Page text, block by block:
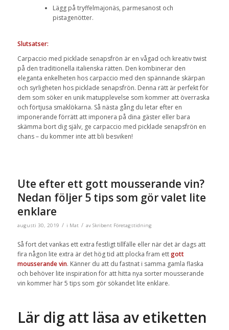
Lägg på tryffelmajonäs, parmesanost och
pistagenötter.
Slutsatser:
Carpaccio med picklade senapsfrön är en vågad och kreativ twist
på den traditionella italienska rätten. Den kombinerar den
eleganta enkelheten hos carpaccio med den spännande skärpan
och syrligheten hos picklade senapsfrön. Denna rätt är perfekt för
dem som söker en unik matupplevelse som kommer att överraska
och förtjusa smaklökarna. Så nästa gång du letar efter en
imponerande förrätt att imponera på dina gäster eller bara
skämma bort dig själv, ge carpaccio med picklade senapsfrön en
chans – du kommer inte att bli besviken!
Ute efter ett gott mousserande vin?
Nedan följer 5 tips som gör valet lite
enklare
augusti 30, 2019 / i Mat / av Skribent Företagstidning
Så fort det vankas ett extra festligt tillfälle eller när det är dags att
fira någon lite extra är det hög tid att plocka fram ettgott
mousserande vin. Känner du att du fastnat i samma gamla flaska
och behöver lite inspiration för att hitta nya sorter mousserande
vin kommer här 5 tips som gör sökandet lite enklare.
Lär dig att läsa av etiketten